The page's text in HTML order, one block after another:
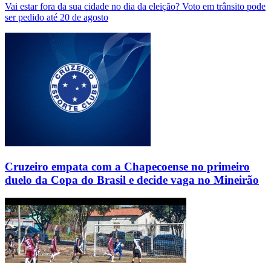
Vai estar fora da sua cidade no dia da eleição? Voto em trânsito pode
ser pedido até 20 de agosto
Cruzeiro empata com a Chapecoense no primeiro
duelo da Copa do Brasil e decide vaga no Mineirão